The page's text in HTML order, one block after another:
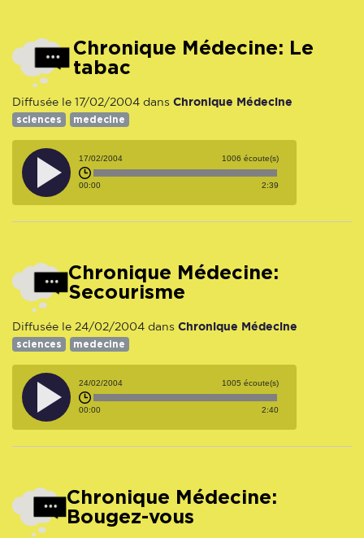
Chronique Médecine: Le
tabac
Diffusée le 17/02/2004 dans Chronique Médecine
sciences medecine
17/02/2004 1006 écoute(s)
00:00 2:39
Chronique Médecine:
Secourisme
Diffusée le 24/02/2004 dans Chronique Médecine
sciences medecine
24/02/2004 1005 écoute(s)
00:00 2:40
Chronique Médecine:
Bougez-vous